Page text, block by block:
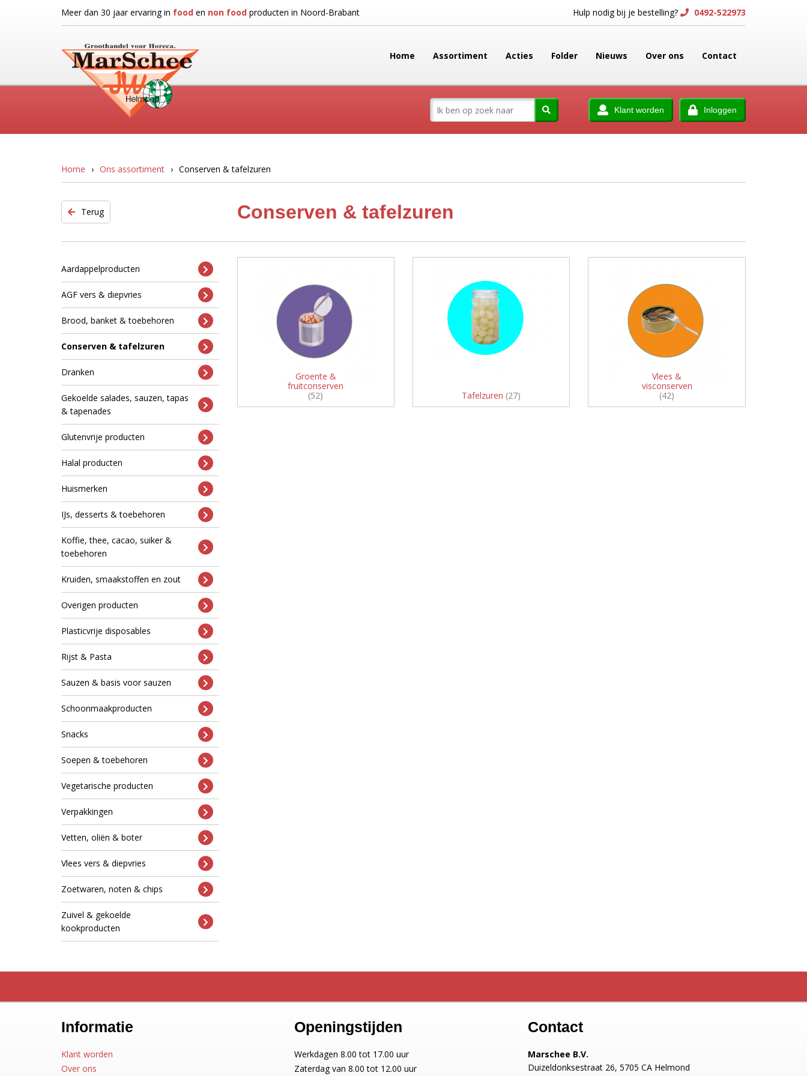
Meer dan 30 jaar ervaring in food en non food producten in Noord-Brabant Hulp nodig bij je bestelling? 0492-522973
Home Assortiment Acties Folder Nieuws Over ons Contact
Klant worden Inloggen
Home Ons assortiment Conserven & tafelzuren
Terug Conserven & tafelzuren
Aardappelproducten
AGF vers & diepvries
Brood, banket & toebehoren
Conserven & tafelzuren
Dranken
Gekoelde salades, sauzen, tapas
& tapenades
Glutenvrije producten
Halal producten
Huismerken
IJs, desserts & toebehoren
Koffie, thee, cacao, suiker &
toebehoren
Kruiden, smaakstoffen en zout
Overigen producten
Plasticvrije disposables
Rijst & Pasta
Sauzen & basis voor sauzen
Schoonmaakproducten
Snacks
Soepen & toebehoren
Vegetarische producten
Verpakkingen
Vetten, oliën & boter
Vlees vers & diepvries
Zoetwaren, noten & chips
Zuivel & gekoelde
kookproducten
Groente &
fruitconserven
(52)
Tafelzuren (27)
Vlees &
visconserven
(42)
Informatie
Klant worden
Over ons
Openingstijden
Werkdagen 8.00 tot 17.00 uur
Zaterdag van 8.00 tot 12.00 uur
Contact
Marschee B.V.
Duizeldonksestraat 26, 5705 CA Helmond